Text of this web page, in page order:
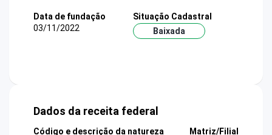
Data de fundação
03/11/2022
Situação Cadastral
Baixada
Dados da receita federal
Código e descrição da natureza
Matriz/Filial